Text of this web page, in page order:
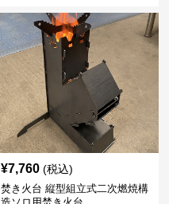
¥7,760 (税込)
焚き火台 縦型組立式二次燃焼構